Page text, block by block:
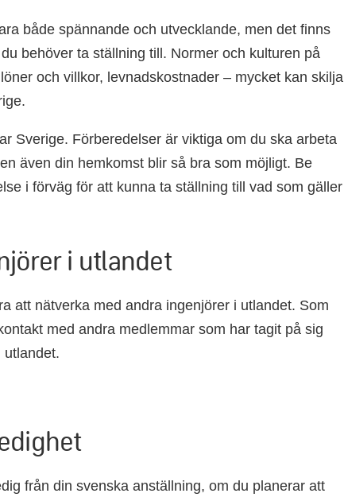
både spännande och utvecklande, men det finns
behöver ta ställning till. Normer och kulturen på
och villkor, levnadskostnader – mycket kan skilja
Sverige. Förberedelser är viktiga om du ska arbeta
även din hemkomst blir så bra som möjligt. Be
i förväg för att kunna ta ställning till vad som gäller
i utlandet
att nätverka med andra ingenjörer i utlandet. Som
med andra medlemmar som har tagit på sig
utlandet.
från din svenska anställning, om du planerar att